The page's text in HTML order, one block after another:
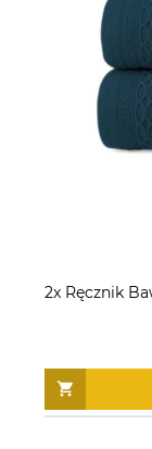
2x Ręcznik